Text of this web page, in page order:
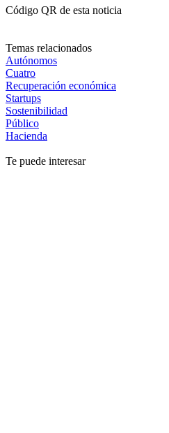
Código QR de esta noticia
Temas relacionados
Autónomos
Cuatro
Recuperación económica
Startups
Sostenibilidad
Público
Hacienda
Te puede interesar